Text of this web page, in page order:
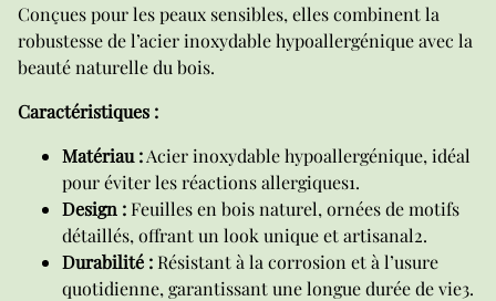
Conçues pour les peaux sensibles, elles combinent la
robustesse de l’acier inoxydable hypoallergénique avec la
beauté naturelle du bois.
Caractéristiques :
Matériau :Acier inoxydable hypoallergénique, idéal
pour éviter les réactions allergiques1.
Design :Feuilles en bois naturel, ornées de motifs
détaillés, offrant un look unique et artisanal2.
Durabilité :Résistant à la corrosion et à l’usure
quotidienne, garantissant une longue durée de vie3.